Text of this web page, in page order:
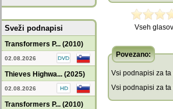
Sveži podnapisi
Transformers P... (2010)
02.08.2026
Thieves Highwa... (2025)
02.08.2026
Transformers P... (2010)
Vseh
Povezano:
Vsi podnapisi za ta
Vsi podnapisi za ta